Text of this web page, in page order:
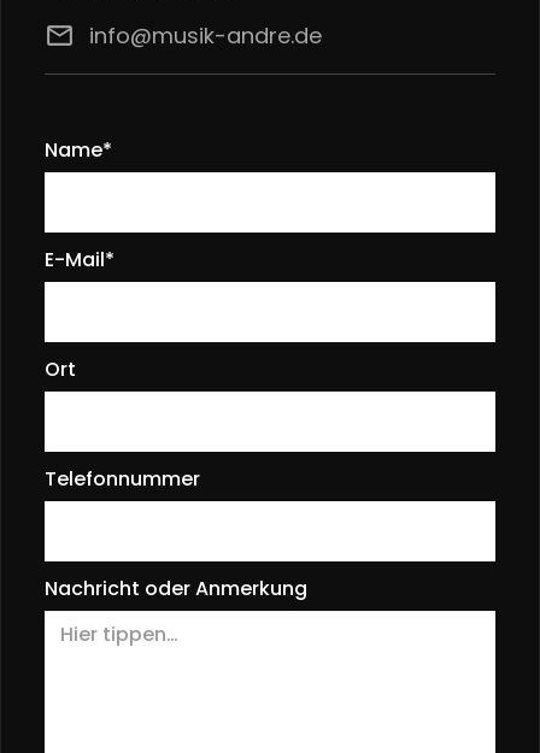
email info@musik-andre.de
Name*
E-Mail*
Ort
Telefonnummer
Nachricht oder Anmerkung